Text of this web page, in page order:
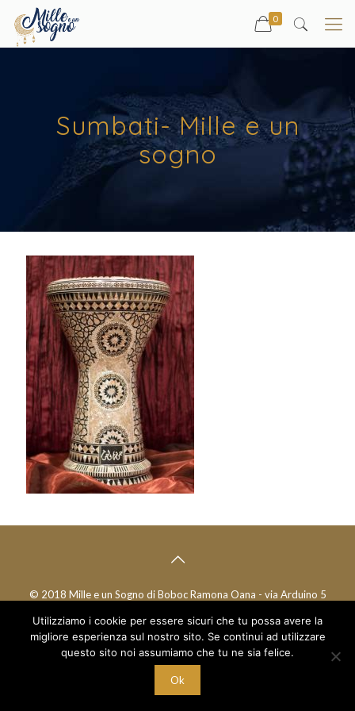
0
Sumbati- Mille e un
sogno
© 2018 Mille e un Sogno di Boboc Ramona Oana - via Arduino 5
C.F. BBC RNN 78T68 Z129M - P.I. 10221700015
Utilizziamo i cookie per essere sicuri che tu possa avere la
migliore esperienza sul nostro sito. Se continui ad utilizzare
questo sito noi assumiamo che tu ne sia felice.
Ok